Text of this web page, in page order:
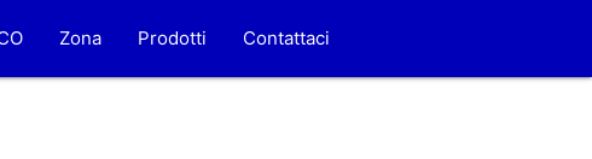
Zona Prodotti Contattaci